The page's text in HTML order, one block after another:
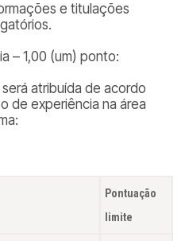
e titulações
– 1,00 (um) ponto:
atribuída de acordo
de experiência na área
Pontuação
limite